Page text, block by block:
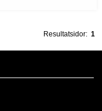
Resultatsidor: 1